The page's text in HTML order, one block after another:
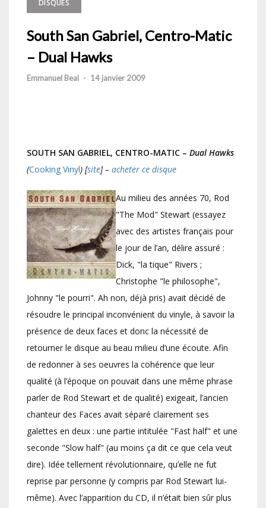
DISQUES
South San Gabriel, Centro-Matic
– Dual Hawks
Emmanuel Beal - 14 janvier 2009
SOUTH SAN GABRIEL, CENTRO-MATIC – Dual Hawks
(Cooking Vinyl) [site] – acheter ce disque
Au milieu des années 70, Rod
"The Mod" Stewart (essayez
avec des artistes français pour
le jour de l’an, délire assuré :
Dick, "la tique" Rivers ;
Christophe "le philosophe",
Johnny "le pourri". Ah non, déjà pris) avait décidé de
résoudre le principal inconvénient du vinyle, à savoir la
présence de deux faces et donc la nécessité de
retourner le disque au beau milieu d’une écoute. Afin
de redonner à ses oeuvres la cohérence que leur
qualité (à l’époque on pouvait dans une même phrase
parler de Rod Stewart et de qualité) exigeait, l’ancien
chanteur des Faces avait séparé clairement ses
galettes en deux : une partie intitulée "Fast half" et une
seconde "Slow half" (au moins ça dit ce que cela veut
dire). Idée tellement révolutionnaire, qu’elle ne fut
reprise par personne (y compris par Rod Stewart lui-
même). Avec l’apparition du CD, il n’était bien sûr plus